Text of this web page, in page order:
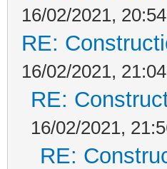
16/02/2021,
RE:
16/02/2021,
RE:
16/02/2021,
RE: